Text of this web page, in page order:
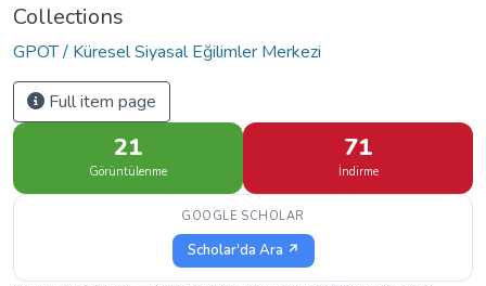
Collections
GPOT / Küresel Siyasal Eğilimler Merkezi
Full item page
21
Görüntülenme
71
İndirme
GOOGLE SCHOLAR
Scholar'da Ara ↗